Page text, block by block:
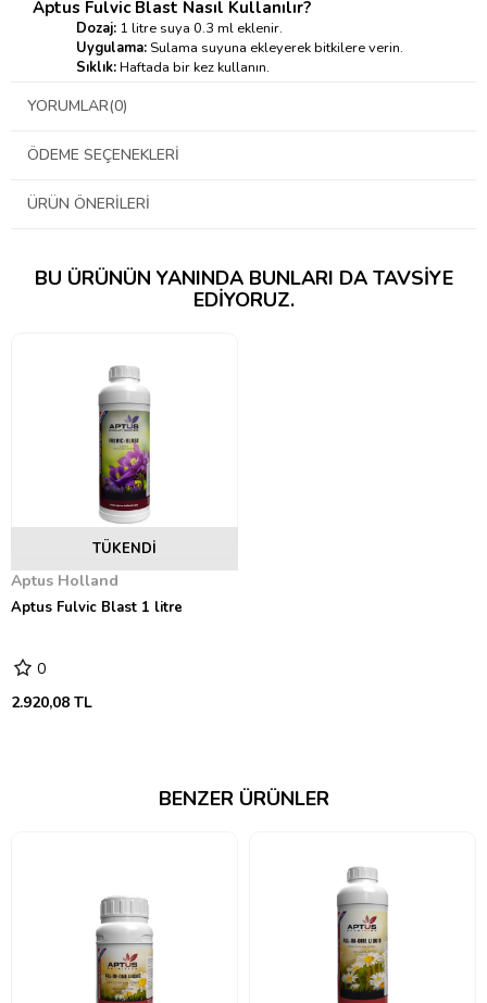
Aptus Fulvic Blast Nasıl Kullanılır?
Dozaj: 1 litre suya 0.3 ml eklenir.
Uygulama: Sulama suyuna ekleyerek bitkilere verin.
Sıklık:Haftada bir kez kullanın.
→ Kullanım tablosu için tıklayınız ←
YORUMLAR(0)
ÖDEME SEÇENEKLERI
ÜRÜN ÖNERILERI
BU ÜRÜNÜN YANINDA BUNLARI DA TAVSIYE
EDIYORUZ.
TÜKENDI
Aptus Holland
Aptus Fulvic Blast 1 litre
0
2.920,08 TL
BENZER ÜRÜNLER